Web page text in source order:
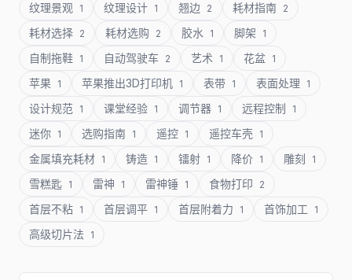
纹理景观 1 纹理设计 1 翘边 2 耗材指南 2
耗材选择 2 耗材选购 2 胶水 1 脚架 1
自制拖鞋 1 自动驾驶车 2 艺术 1 花盆 1
苹果 1 苹果推出3D打印机 1 表带 1 表面处理 1
设计规范 1 课堂经验 1 调节器 1 远程控制 1
迷你 1 选购指南 1 遥控 1 遥控车壳 1
金属填充耗材 1 铸造 1 镭射 1 降价 1 雕刻 1
雪糕匙 1 雷神 1 雷神锤 1 食物打印 2
首层不粘 1 首层调平 1 首层附着力 1 首饰加工 1
高级切片法 1